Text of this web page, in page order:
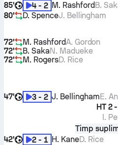
85'
4 - 2 M. RashfordB.
80'
D. SpenceJ. Bellingham
72'
M. RashfordA. Gordon
72'
B. SakaN. Madueke
72'
M. RogersD. Rice
47'
3 - 2 J. BellinghamE.
HT 2
I.
Timp
42'
2 - 1 H. KaneD. Rice